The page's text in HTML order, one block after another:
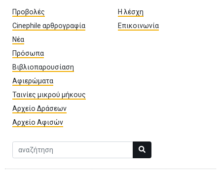
Προβολές
Cinephile αρθρογραφία
Νέα
Πρόσωπα
Βιβλιοπαρουσίαση
Αφιερώματα
Ταινίες μικρού μήκους
Αρχείο Δράσεων
Αρχείο Αφισών
Η λέσχη
Επικοινωνία
Αναζήτηση